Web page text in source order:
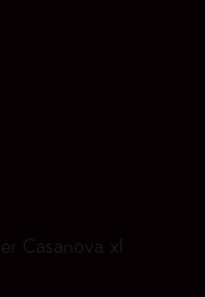
Casanova xl